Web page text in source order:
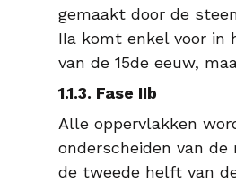
gemaakt door de
IIa komt enkel voor in
van de 15de eeuw,
1.1.3. Fase IIb
Alle oppervlakken
onderscheiden van
de tweede helft van